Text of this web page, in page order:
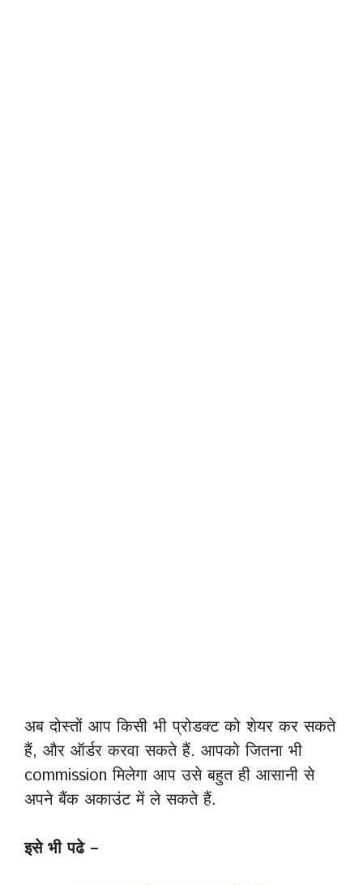
अब दोस्तों आप किसी भी प्रोडक्ट को शेयर कर सकते
हैं, और ऑर्डर करवा सकते हैं. आपको जितना भी
commission मिलेगा आप उसे बहुत ही आसानी से
अपने बैंक अकाउंट में ले सकते हैं.
इसे भी पढे –